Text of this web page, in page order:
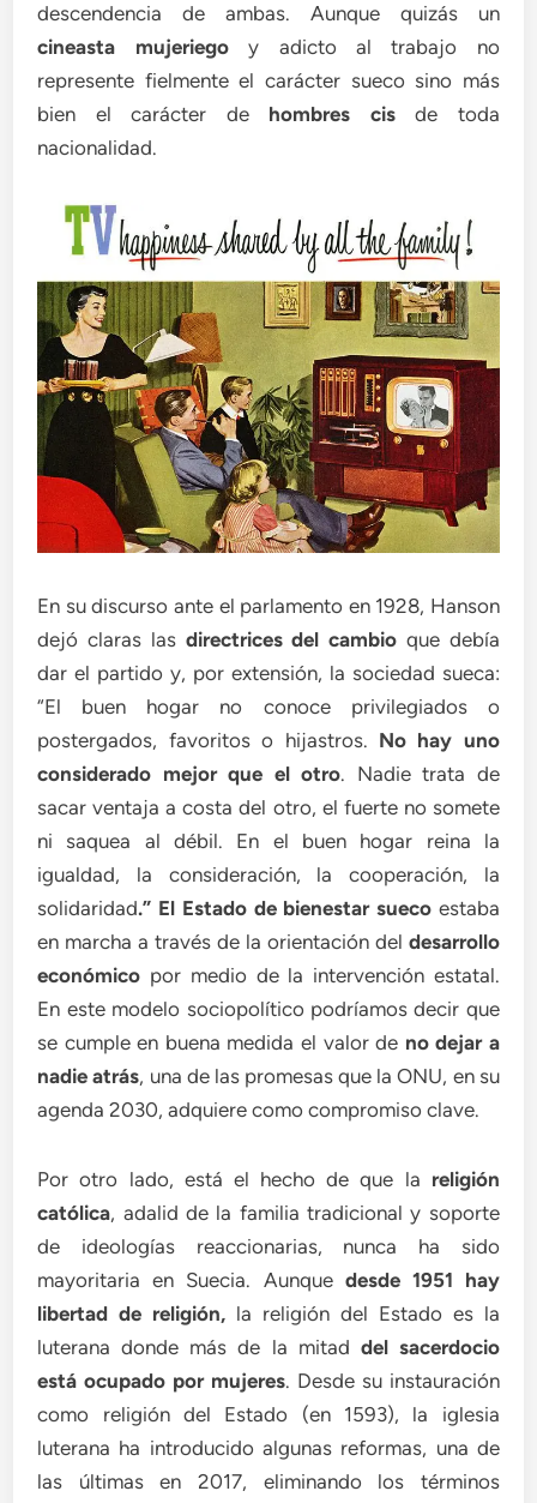
descendencia de ambas. Aunque quizás un
cineasta mujeriegoy adicto al trabajo no
represente fielmente el carácter sueco sino más
bien el carácter de hombres cisde toda
nacionalidad.
En su discurso ante el parlamento en 1928, Hanson
dejó claras las directrices del cambio que debía
dar el partido y, por extensión, la sociedad sueca:
“El buen hogar no conoce privilegiados o
postergados, favoritos o hijastros. No hay uno
considerado mejor que el otro. Nadie trata de
sacar ventaja a costa del otro, el fuerte no somete
ni saquea al débil. En el buen hogar reina la
igualdad, la consideración, la cooperación, la
solidaridad.” El Estado de bienestar sueco estaba
en marcha a través de la orientación del desarrollo
económico por medio de la intervención estatal.
En este modelo sociopolítico podríamos decir que
se cumple en buena medida el valor de no dejar a
nadie atrás, una de las promesas que la ONU, en su
agenda 2030, adquiere como compromiso clave.
Por otro lado, está el hecho de que la religión
católica, adalid de la familia tradicional y soporte
de ideologías reaccionarias, nunca ha sido
mayoritaria en Suecia. Aunque desde 1951 hay
libertad de religión, la religión del Estado es la
luterana donde más de la mitad del sacerdocio
está ocupado por mujeres. Desde su instauración
como religión del Estado (en 1593), la iglesia
luterana ha introducido algunas reformas, una de
las últimas en 2017, eliminando los términos